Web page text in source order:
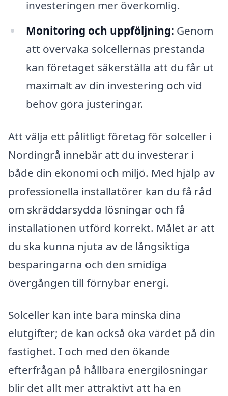
investeringen mer överkomlig.
Monitoring och uppföljning: Genom
att övervaka solcellernas prestanda
kan företaget säkerställa att du får ut
maximalt av din investering och vid
behov göra justeringar.
Att välja ett pålitligt företag för solceller i
Nordingrå innebär att du investerar i
både din ekonomi och miljö. Med hjälp av
professionella installatörer kan du få råd
om skräddarsydda lösningar och få
installationen utförd korrekt. Målet är att
du ska kunna njuta av de långsiktiga
besparingarna och den smidiga
övergången till förnybar energi.
Solceller kan inte bara minska dina
elutgifter; de kan också öka värdet på din
fastighet. I och med den ökande
efterfrågan på hållbara energilösningar
blir det allt mer attraktivt att ha en